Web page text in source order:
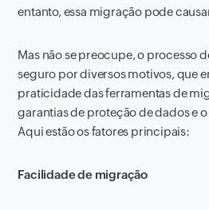
entanto, essa migração pode
Mas não se preocupe, o processo
seguro por diversos motivos, que
praticidade das ferramentas de
garantias de proteção de dados e
Aqui estão os fatores principais:
Facilidade de migração